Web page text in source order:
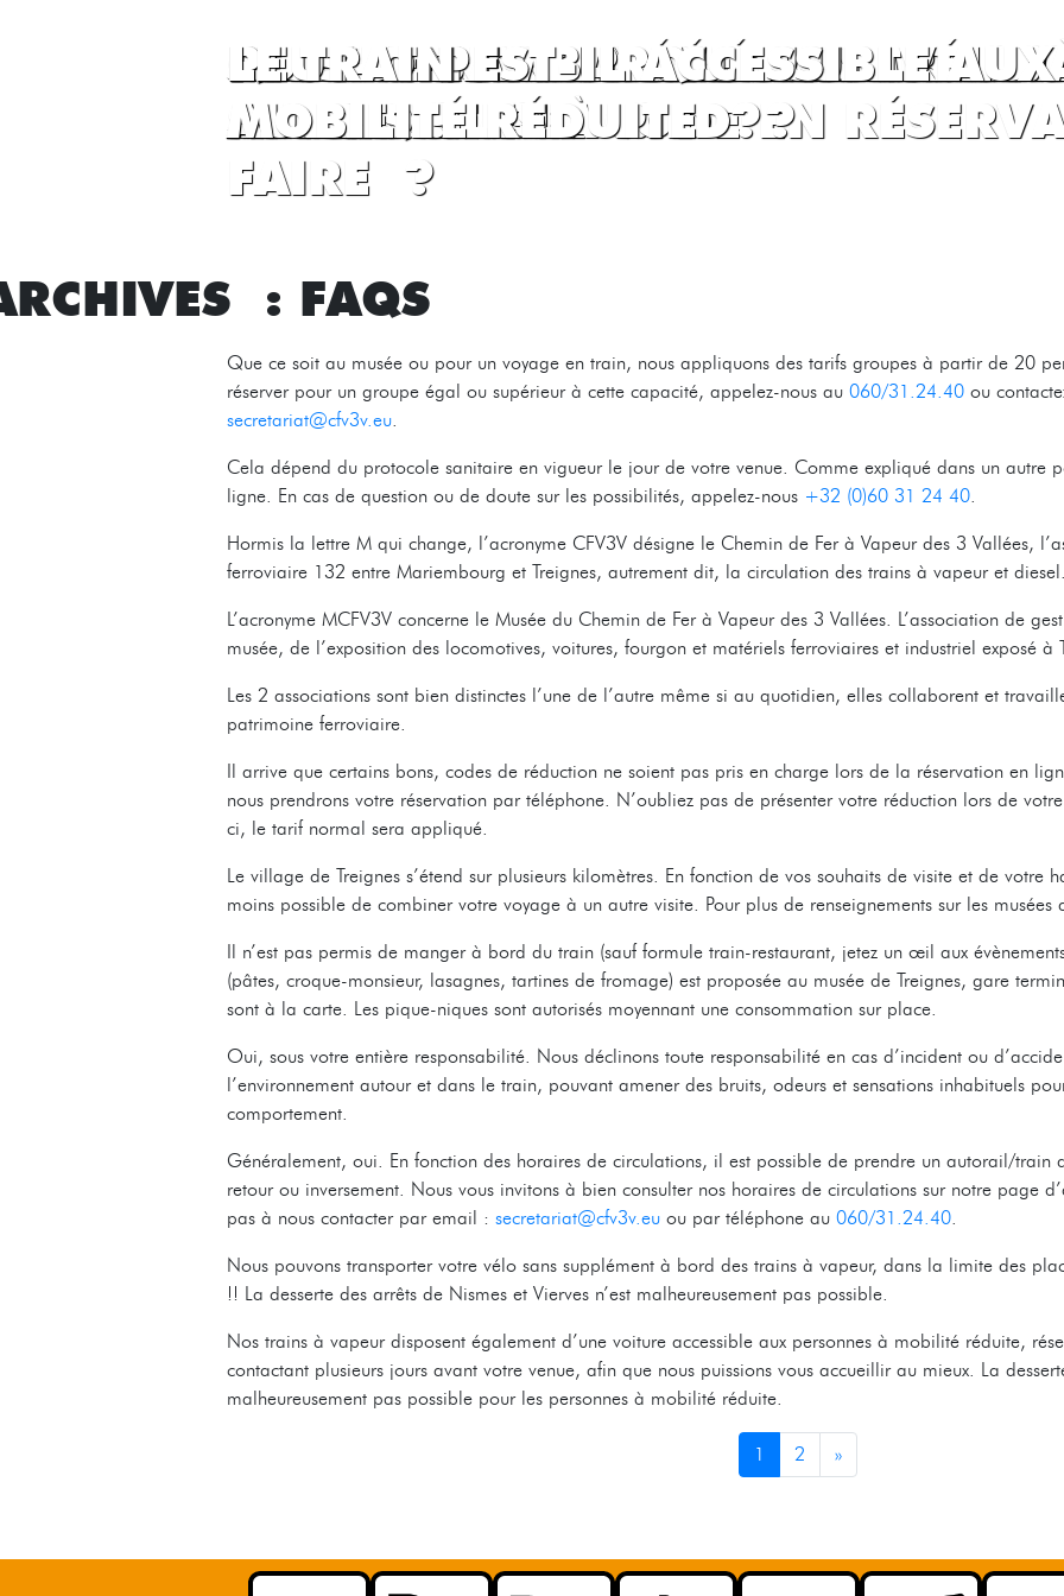
: FAQS
IL Y A-T-IL DES TARIFS POUR
Que ce soit au musée ou pour un voyage en train, nous appliquons des tarifs groupes à partir de 20
réserver pour un groupe égal ou supérieur à cette capacité, appelez-nous au060/31.24.40 ou
secretariat@cfv3v.eu.
PEUT-ON PARTIR DE TREIGNES
SUR LE TRAJET ?
Cela dépend du protocole sanitaire en vigueur le jour de votre venue. Comme expliqué dans un autre
ligne. En cas de question ou de doute sur les possibilités, appelez-nous +32 (0)60 31 24 40.
QUELLE EST LA DIFFÉRENCE
#MCFV3V ?
Hormis la lettre M qui change, l’acronyme CFV3V désigne le Chemin de Fer à Vapeur des 3 Vallées,
ferroviaire 132 entre Mariembourg et Treignes, autrement dit, la circulation des trains à vapeur et
L’acronyme MCFV3V concerne le Musée du Chemin de Fer à Vapeur des 3 Vallées. L’association de
musée, de l’exposition des locomotives, voitures, fourgon et matériels ferroviaires et industriel exposé à
Les 2 associations sont bien distinctes l’une de l’autre même si au quotidien, elles collaborent et
patrimoine ferroviaire.
J’AI UN BON DE RÉDUCTION. JE
APPLIQUER LE CODE EN
FAIRE ?
Il arrive que certains bons, codes de réduction ne soient pas pris en charge lors de la réservation en
nous prendrons votre réservation par téléphone. N’oubliez pas de présenter votre réduction lors de
ci, le tarif normal sera appliqué.
LES AUTRES MUSÉES DE
ACCESSIBLES À PIED ?
Le village de Treignes s’étend sur plusieurs kilomètres. En fonction de vos souhaits de visite et de votre
moins possible de combiner votre voyage à un autre visite. Pour plus de renseignements sur les musées
PEUT-ON MANGER SUR PLACE
Il n’est pas permis de manger à bord du train (sauf formule train-restaurant, jetez un œil aux
(pâtes, croque-monsieur, lasagnes, tartines de fromage) est proposée au musée de Treignes, gare
sont à la carte. Les pique-niques sont autorisés moyennant une consommation sur place.
LES CHIENS SONT-ILS ADMIS ?
Oui, sous votre entière responsabilité. Nous déclinons toute responsabilité en cas d’incident ou
l’environnement autour et dans le train, pouvant amener des bruits, odeurs et sensations inhabituels
comportement.
PUIS-JE PARTIR AVEC UN TRAIN
AUTRE ?
Généralement, oui. En fonction des horaires de circulations, il est possible de prendre un autorail/train
retour ou inversement. Nous vous invitons à bien consulter nos horaires de circulations sur notre page
pas à nous contacter par email :secretariat@cfv3v.eu ou par téléphone au060/31.24.40.
PEUT-ON EMBARQUER UN
Nous pouvons transporter votre vélo sans supplément à bord des trains à vapeur, dans la limite des
!! La desserte des arrêts de Nismes et Vierves n’est malheureusement pas possible.
LE TRAIN EST-IL ACCESSIBLE
MOBILITÉ RÉDUITE ?
Nos trains à vapeur disposent également d’une voiture accessible aux personnes à mobilité réduite,
contactant plusieurs jours avant votre venue, afin que nous puissions vous accueillir au mieux. La
malheureusement pas possible pour les personnes à mobilité réduite.
1 2 »